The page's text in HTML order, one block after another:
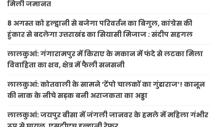
मिली जमानत
8 अगस्त को हल्द्वानी से बजेगा परिवर्तन का बिगुल, कांग्रेस की
हुंकार से बदलेगा उत्तराखंड का सियासी मिजाज : संदीप सहगल
लालकुआं: गंगारामपुर में किराए के मकान में फंदे से लटका मिला
विवाहिता का शव, क्षेत्र में फैली सनसनी
लालकुआं: कोतवाली के सामने ‘टेंपो चालकों का गुंडाराज’! कानून
की नाक के नीचे सड़क बनी अराजकता का अड्डा
लालकुआं: जयपुर बीसा में जंगली जानवर के हमले में महिला गंभीर